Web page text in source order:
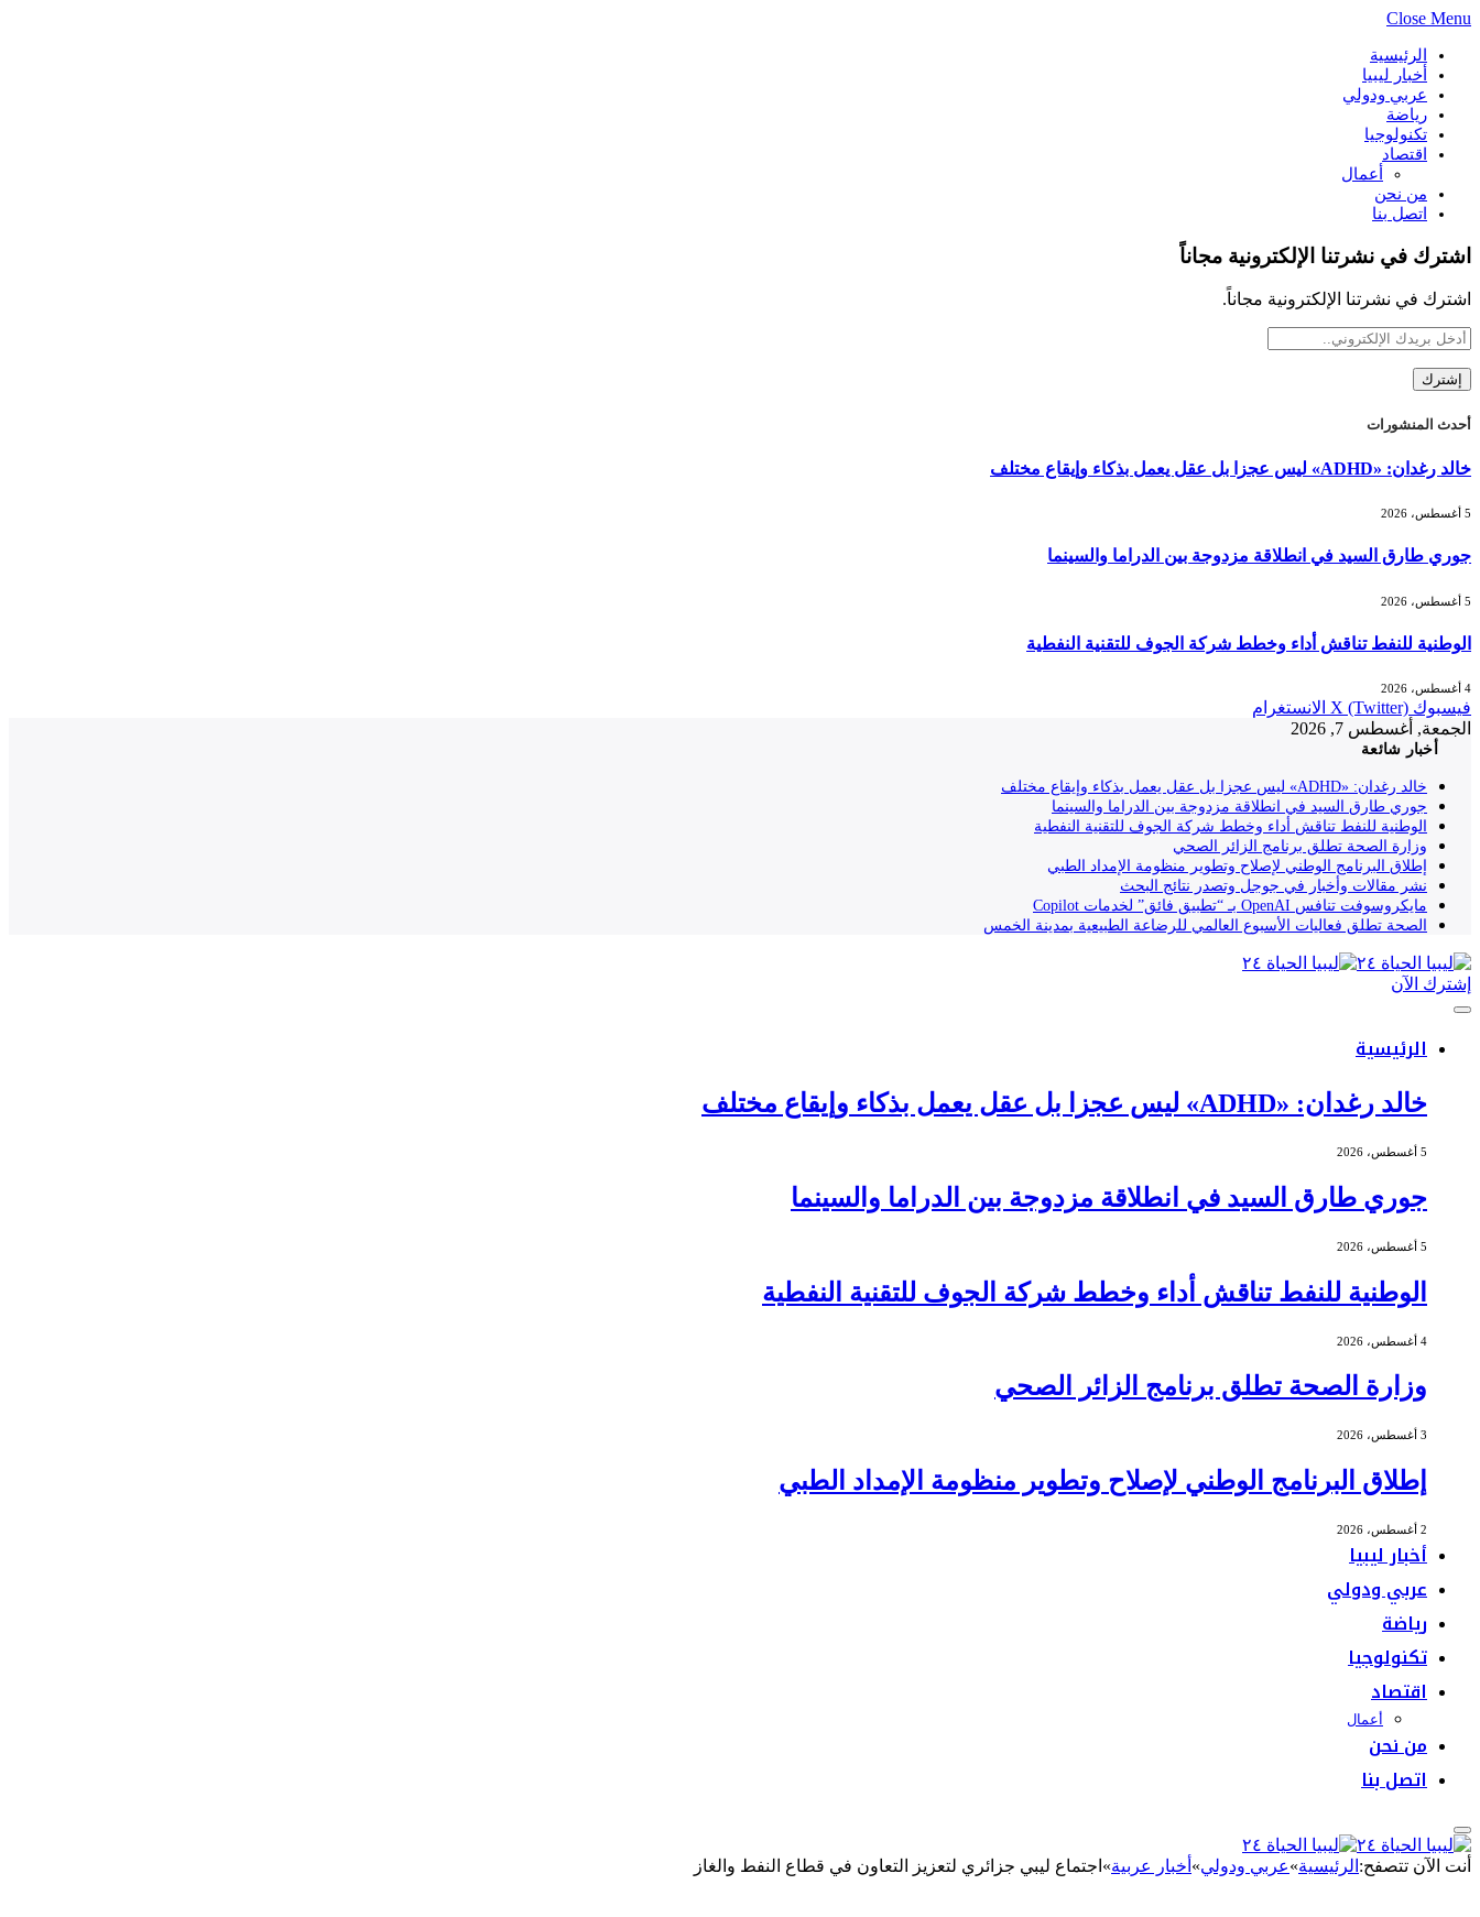
Close Menu
الرئيسية
أخبار ليبيا
عربي ودولي
رياضة
تكنولوجيا
اقتصاد
أعمال
من نحن
اتصل بنا
اشترك في نشرتنا الإلكترونية مجاناً
اشترك في نشرتنا الإلكترونية مجاناً.
أحدث المنشورات
خالد رغدان: «ADHD» ليس عجزا بل عقل يعمل بذكاء وإيقاع مختلف
5 أغسطس، 2026
جوري طارق السيد في انطلاقة مزدوجة بين الدراما والسينما
5 أغسطس، 2026
الوطنية للنفط تناقش أداء وخطط شركة الجوف للتقنية النفطية
4 أغسطس، 2026
فيسبوك X (Twitter) الانستغرام
الجمعة, أغسطس 7, 2026
أخبار شائعة
خالد رغدان: «ADHD» ليس عجزا بل عقل يعمل بذكاء وإيقاع مختلف
جوري طارق السيد في انطلاقة مزدوجة بين الدراما والسينما
الوطنية للنفط تناقش أداء وخطط شركة الجوف للتقنية النفطية
وزارة الصحة تطلق برنامج الزائر الصحي
إطلاق البرنامج الوطني لإصلاح وتطوير منظومة الإمداد الطبي
نشر مقالات وأخبار في جوجل وتصدر نتائج البحث
مايكروسوفت تنافس OpenAI بـ “تطبيق فائق” لخدمات Copilot
الصحة تطلق فعاليات الأسبوع العالمي للرضاعة الطبيعية بمدينة الخمس
إشترك الآن
الرئيسية
خالد رغدان: «ADHD» ليس عجزا بل عقل يعمل بذكاء وإيقاع مختلف
5 أغسطس، 2026
جوري طارق السيد في انطلاقة مزدوجة بين الدراما والسينما
5 أغسطس، 2026
الوطنية للنفط تناقش أداء وخطط شركة الجوف للتقنية النفطية
4 أغسطس، 2026
وزارة الصحة تطلق برنامج الزائر الصحي
3 أغسطس، 2026
إطلاق البرنامج الوطني لإصلاح وتطوير منظومة الإمداد الطبي
2 أغسطس، 2026
أخبار ليبيا
عربي ودولي
رياضة
تكنولوجيا
اقتصاد
أعمال
من نحن
اتصل بنا
أنت الآن تتصفح: الرئيسية»عربي ودولي» أخبار عربية» اجتماع ليبي جزائري لتعزيز التعاون في قطاع النفط والغاز